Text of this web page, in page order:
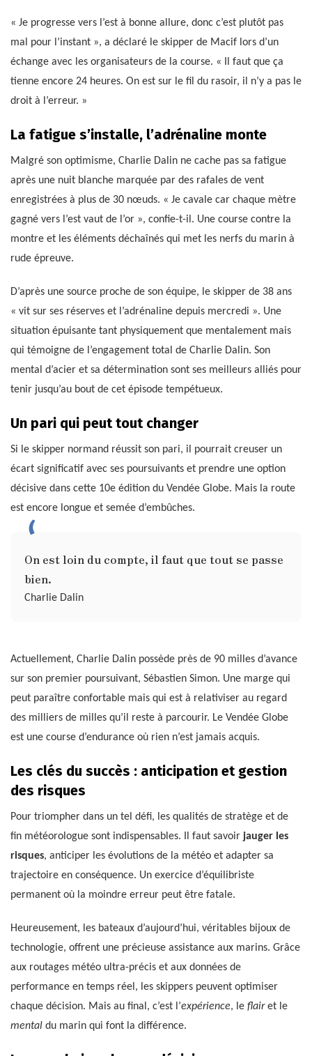
« Je progresse vers l’est à bonne allure, donc c’est plutôt pas
mal pour l’instant », a déclaré le skipper de Macif lors d’un
échange avec les organisateurs de la course. « Il faut que ça
tienne encore 24 heures. On est sur le fil du rasoir, il n’y a pas le
droit à l’erreur. »
La fatigue s’installe, l’adrénaline monte
Malgré son optimisme, Charlie Dalin ne cache pas sa fatigue
après une nuit blanche marquée par des rafales de vent
enregistrées à plus de 30 nœuds. « Je cavale car chaque mètre
gagné vers l’est vaut de l’or », confie-t-il. Une course contre la
montre et les éléments déchaînés qui met les nerfs du marin à
rude épreuve.
D’après une source proche de son équipe, le skipper de 38 ans
« vit sur ses réserves et l’adrénaline depuis mercredi ». Une
situation épuisante tant physiquement que mentalement mais
qui témoigne de l’engagement total de Charlie Dalin. Son
mental d’acier et sa détermination sont ses meilleurs alliés pour
tenir jusqu’au bout de cet épisode tempétueux.
Un pari qui peut tout changer
Si le skipper normand réussit son pari, il pourrait creuser un
écart significatif avec ses poursuivants et prendre une option
décisive dans cette 10e édition du Vendée Globe. Mais la route
est encore longue et semée d’embûches.
On est loin du compte, il faut que tout se passe
bien.
Charlie Dalin
Actuellement, Charlie Dalin possède près de 90 milles d’avance
sur son premier poursuivant, Sébastien Simon. Une marge qui
peut paraître confortable mais qui est à relativiser au regard
des milliers de milles qu’il reste à parcourir. Le Vendée Globe
est une course d’endurance où rien n’est jamais acquis.
Les clés du succès : anticipation et gestion
des risques
Pour triompher dans un tel défi, les qualités de stratège et de
fin météorologue sont indispensables. Il faut savoir jauger les
risques, anticiper les évolutions de la météo et adapter sa
trajectoire en conséquence. Un exercice d’équilibriste
permanent où la moindre erreur peut être fatale.
Heureusement, les bateaux d’aujourd’hui, véritables bijoux de
technologie, offrent une précieuse assistance aux marins. Grâce
aux routages météo ultra-précis et aux données de
performance en temps réel, les skippers peuvent optimiser
chaque décision. Mais au final, c’est l’expérience, le flairet le
mental du marin qui font la différence.